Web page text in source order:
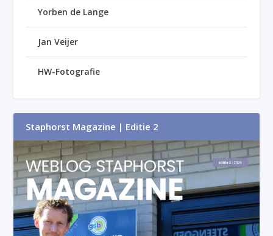
Yorben de Lange
Jan Veijer
HW-Fotografie
Staphorst Magazine | Editie 2